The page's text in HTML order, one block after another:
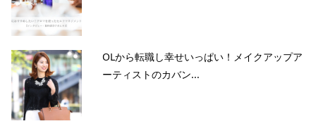
OLから転職し幸せいっぱい！メイクアップア
ーティストのカバン...